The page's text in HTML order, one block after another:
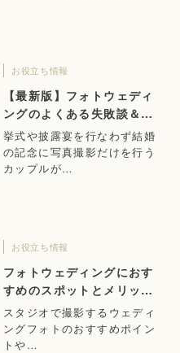
お役立ち情報
【最新版】フォトウェディ
ングのよくある失敗談＆成
功のヒント
挙式や披露宴を行なわず結婚
の記念に写真撮影だけを行う
カップルが…
お役立ち情報
フォトウェディングにおす
すめのスポットとメリット
をご紹介！
スタジオで撮影するウェディ
ングフォトのおすすめポイン
トや…